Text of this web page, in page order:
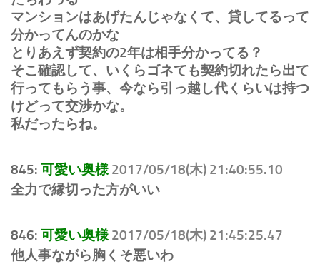
マンションはあげたんじゃなくて、貸してるって
分かってんのかな
とりあえず契約の2年は相手分かってる？
そこ確認して、いくらゴネても契約切れたら出て
行ってもらう事、今なら引っ越し代くらいは持つ
けどって交渉かな。
私だったらね。
845: 可愛い奥様 2017/05/18(木) 21:40:55.10
全力で縁切った方がいい
846: 可愛い奥様 2017/05/18(木) 21:45:25.47
他人事ながら胸くそ悪いわ